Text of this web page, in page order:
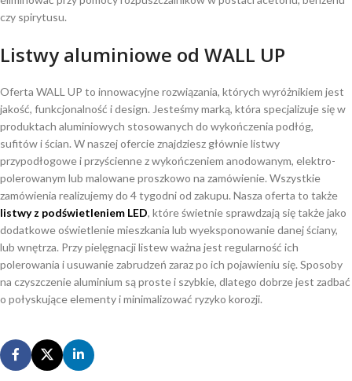
czy spirytusu.
Listwy aluminiowe od WALL UP
Oferta WALL UP to innowacyjne rozwiązania, których wyróżnikiem jest
jakość, funkcjonalność i design. Jesteśmy marką, która specjalizuje się w
produktach aluminiowych stosowanych do wykończenia podłóg,
sufitów i ścian. W naszej ofercie znajdziesz głównie listwy
przypodłogowe i przyścienne z wykończeniem anodowanym, elektro-
polerowanym lub malowane proszkowo na zamówienie. Wszystkie
zamówienia realizujemy do 4 tygodni od zakupu. Nasza oferta to także
listwy z podświetleniem LED, które świetnie sprawdzają się także jako
dodatkowe oświetlenie mieszkania lub wyeksponowanie danej ściany,
lub wnętrza. Przy pielęgnacji listew ważna jest regularność ich
polerowania i usuwanie zabrudzeń zaraz po ich pojawieniu się. Sposoby
na czyszczenie aluminium są proste i szybkie, dlatego dobrze jest zadbać
o połyskujące elementy i minimalizować ryzyko korozji.